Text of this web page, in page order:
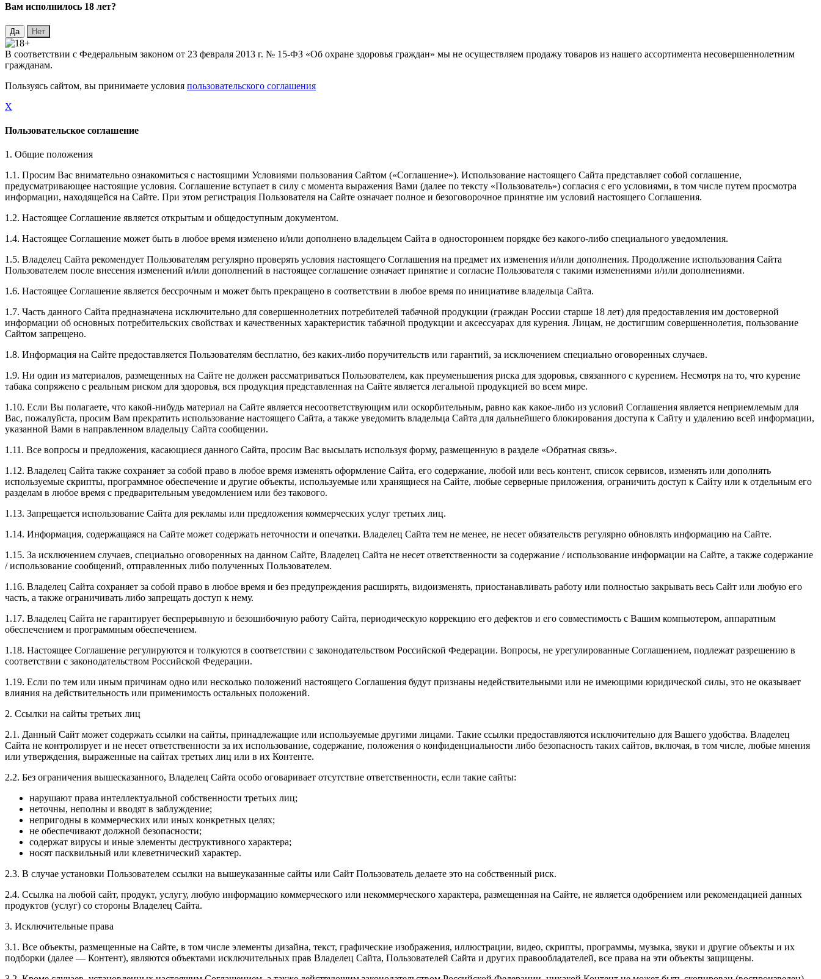
Вaм исполнилось 18 лет?
В соответствии с Федеральным законом от 23 февраля 2013 г. № 15-ФЗ «Об охране здоровья граждан» мы не осуществляем продажу товаров из нашего ассортимента несовершеннолетним
гражданам.
Пользуясь сайтом, вы принимаете условия пользовательского соглашения
X
Пользовательское соглашение
1. Общие положения
1.1. Просим Вас внимательно ознакомиться с настоящими Условиями пользования Сайтом («Соглашение»). Использование настоящего Сайта представляет собой соглашение,
предусматривающее настоящие условия. Соглашение вступает в силу с момента выражения Вами (далее по тексту «Пользователь») согласия с его условиями, в том числе путем просмотра
информации, находящейся на Сайте. При этом регистрация Пользователя на Сайте означает полное и безоговорочное принятие им условий настоящего Соглашения.
1.2. Настоящее Соглашение является открытым и общедоступным документом.
1.4. Настоящее Соглашение может быть в любое время изменено и/или дополнено владельцем Сайта в одностороннем порядке без какого-либо специального уведомления.
1.5. Владелец Сайта рекомендует Пользователям регулярно проверять условия настоящего Соглашения на предмет их изменения и/или дополнения. Продолжение использования Сайта
Пользователем после внесения изменений и/или дополнений в настоящее соглашение означает принятие и согласие Пользователя с такими изменениями и/или дополнениями.
1.6. Настоящее Соглашение является бессрочным и может быть прекращено в соответствии в любое время по инициативе владельца Сайта.
1.7. Часть данного Сайта предназначена исключительно для совершеннолетних потребителей табачной продукции (граждан России старше 18 лет) для предоставления им достоверной
информации об основных потребительских свойствах и качественных характеристик табачной продукции и аксессуарах для курения. Лицам, не достигшим совершеннолетия, пользование
Сайтом запрещено.
1.8. Информация на Сайте предоставляется Пользователям бесплатно, без каких-либо поручительств или гарантий, за исключением специально оговоренных случаев.
1.9. Ни один из материалов, размещенных на Сайте не должен рассматриваться Пользователем, как преуменьшения риска для здоровья, связанного с курением. Несмотря на то, что курение
табака сопряжено с реальным риском для здоровья, вся продукция представленная на Сайте является легальной продукцией во всем мире.
1.10. Если Вы полагаете, что какой-нибудь материал на Сайте является несоответствующим или оскорбительным, равно как какое-либо из условий Соглашения является неприемлемым для
Вас, пожалуйста, просим Вам прекратить использование настоящего Сайта, а также уведомить владельца Сайта для дальнейшего блокирования доступа к Сайту и удалению всей информации,
указанной Вами в направленном владельцу Сайта сообщении.
1.11. Все вопросы и предложения, касающиеся данного Сайта, просим Вас высылать используя форму, размещенную в разделе «Обратная связь».
1.12. Владелец Сайта также сохраняет за собой право в любое время изменять оформление Сайта, его содержание, любой или весь контент, список сервисов, изменять или дополнять
используемые скрипты, программное обеспечение и другие объекты, используемые или хранящиеся на Сайте, любые серверные приложения, ограничить доступ к Сайту или к отдельным его
разделам в любое время с предварительным уведомлением или без такового.
1.13. Запрещается использование Сайта для рекламы или предложения коммерческих услуг третьих лиц.
1.14. Информация, содержащаяся на Сайте может содержать неточности и опечатки. Владелец Сайта тем не менее, не несет обязательств регулярно обновлять информацию на Сайте.
1.15. За исключением случаев, специально оговоренных на данном Сайте, Владелец Сайта не несет ответственности за содержание / использование информации на Сайте, а также содержание
/ использование сообщений, отправленных либо полученных Пользователем.
1.16. Владелец Сайта сохраняет за собой право в любое время и без предупреждения расширять, видоизменять, приостанавливать работу или полностью закрывать весь Сайт или любую его
часть, а также ограничивать либо запрещать доступ к нему.
1.17. Владелец Сайта не гарантирует беспрерывную и безошибочную работу Сайта, периодическую коррекцию его дефектов и его совместимость с Вашим компьютером, аппаратным
обеспечением и программным обеспечением.
1.18. Настоящее Соглашение регулируются и толкуются в соответствии с законодательством Российской Федерации. Вопросы, не урегулированные Соглашением, подлежат разрешению в
соответствии с законодательством Российской Федерации.
1.19. Если по тем или иным причинам одно или несколько положений настоящего Соглашения будут признаны недействительными или не имеющими юридической силы, это не оказывает
влияния на действительность или применимость остальных положений.
2. Ссылки на сайты третьих лиц
2.1. Данный Сайт может содержать ссылки на сайты, принадлежащие или используемые другими лицами. Такие ссылки предоставляются исключительно для Вашего удобства. Владелец
Сайта не контролирует и не несет ответственности за их использование, содержание, положения о конфиденциальности либо безопасность таких сайтов, включая, в том числе, любые мнения
или утверждения, выраженные на сайтах третьих лиц или в их Контенте.
2.2. Без ограничения вышесказанного, Владелец Сайта особо оговаривает отсутствие ответственности, если такие сайты:
нарушают права интеллектуальной собственности третьих лиц;
неточны, неполны и вводят в заблуждение;
непригодны в коммерческих или иных конкретных целях;
не обеспечивают должной безопасности;
содержат вирусы и иные элементы деструктивного характера;
носят пасквильный или клеветнический характер.
2.3. В случае установки Пользователем ссылки на вышеуказанные сайты или Сайт Пользователь делаете это на собственный риск.
2.4. Ссылка на любой сайт, продукт, услугу, любую информацию коммерческого или некоммерческого характера, размещенная на Сайте, не является одобрением или рекомендацией данных
продуктов (услуг) со стороны Владелец Сайта.
3. Исключительные права
3.1. Все объекты, размещенные на Сайте, в том числе элементы дизайна, текст, графические изображения, иллюстрации, видео, скрипты, программы, музыка, звуки и другие объекты и их
подборки (далее — Контент), являются объектами исключительных прав Владелец Сайта, Пользователей Сайта и других правообладателей, все права на эти объекты защищены.